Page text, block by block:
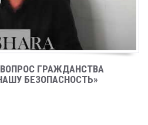
ГРАЖДАНСТВА
БЕЗОПАСНОСТЬ»